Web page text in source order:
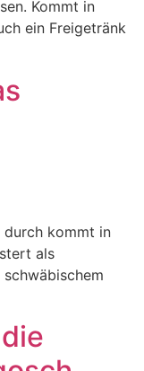
Kommt in
ein Freigetränk
durch kommt in
als